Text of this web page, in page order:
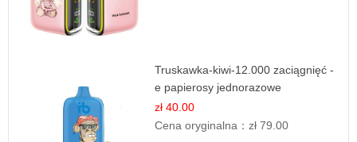
Truskawka-kiwi-12.000 zaciągnięć -
e papierosy jednorazowe
zł 40.00
Cena oryginalna：zł 79.00